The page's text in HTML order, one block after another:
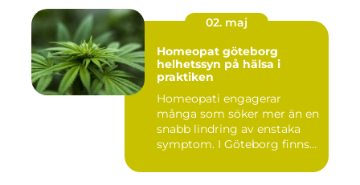
02. maj
Homeopat göteborg
helhetssyn på hälsa i
praktiken
Homeopati engagerar
många som söker mer än en
snabb lindring av enstaka
symptom. I Göteborg finns